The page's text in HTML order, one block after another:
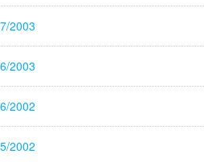
2003
2003
2002
2002